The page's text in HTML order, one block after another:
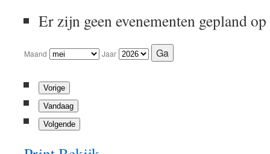
Er zijn geen evenementen gepland
Maand Jaar
Vorige
Vandaag
Volgende